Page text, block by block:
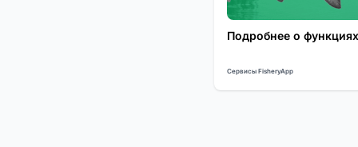
Подробнее о
Сервисы FisheryApp